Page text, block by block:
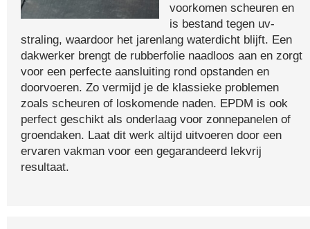
voorkomen scheuren en
is bestand tegen uv-
straling, waardoor het jarenlang waterdicht blijft. Een
dakwerker brengt de rubberfolie naadloos aan en zorgt
voor een perfecte aansluiting rond opstanden en
doorvoeren. Zo vermijd je de klassieke problemen
zoals scheuren of loskomende naden. EPDM is ook
perfect geschikt als onderlaag voor zonnepanelen of
groendaken. Laat dit werk altijd uitvoeren door een
ervaren vakman voor een gegarandeerd lekvrij
resultaat.